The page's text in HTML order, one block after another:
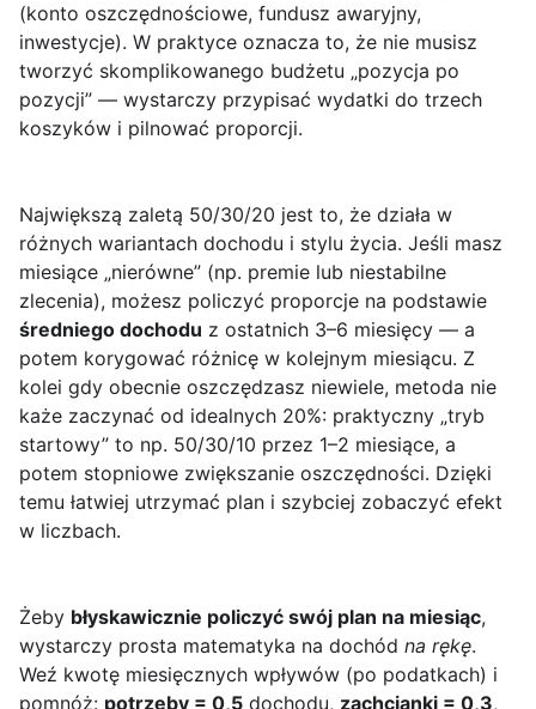
(konto oszczędnościowe, fundusz awaryjny,
inwestycje). W praktyce oznacza to, że nie musisz
tworzyć skomplikowanego budżetu „pozycja po
pozycji” — wystarczy przypisać wydatki do trzech
koszyków i pilnować proporcji.
Największą zaletą 50/30/20 jest to, że działa w
różnych wariantach dochodu i stylu życia. Jeśli masz
miesiące „nierówne” (np. premie lub niestabilne
zlecenia), możesz policzyć proporcje na podstawie
średniego dochodu z ostatnich 3–6 miesięcy — a
potem korygować różnicę w kolejnym miesiącu. Z
kolei gdy obecnie oszczędzasz niewiele, metoda nie
każe zaczynać od idealnych 20%: praktyczny „tryb
startowy” to np. 50/30/10 przez 1–2 miesiące, a
potem stopniowe zwiększanie oszczędności. Dzięki
temu łatwiej utrzymać plan i szybciej zobaczyć efekt
w liczbach.
Żeby błyskawicznie policzyć swój plan na miesiąc,
wystarczy prosta matematyka na dochód na rękę.
Weź kwotę miesięcznych wpływów (po podatkach) i
pomnóż: potrzeby = 0,5 dochodu, zachcianki = 0,3,